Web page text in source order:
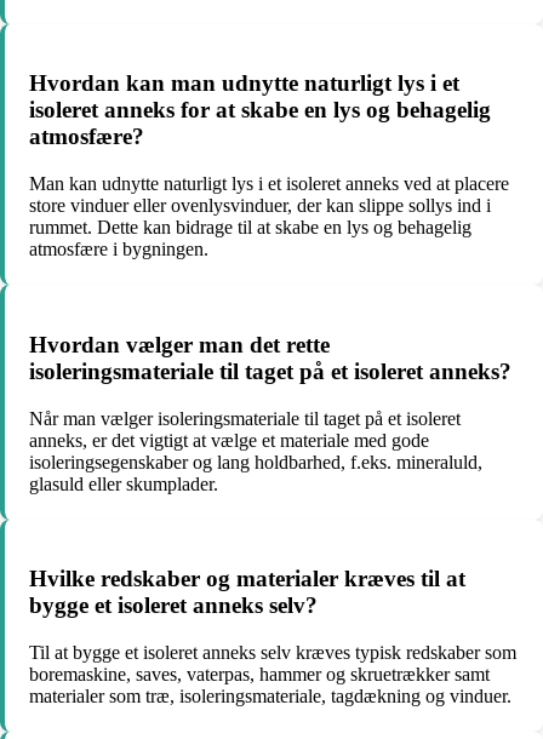
Hvordan kan man udnytte naturligt lys i et
isoleret anneks for at skabe en lys og behagelig
atmosfære?
Man kan udnytte naturligt lys i et isoleret anneks ved at placere
store vinduer eller ovenlysvinduer, der kan slippe sollys ind i
rummet. Dette kan bidrage til at skabe en lys og behagelig
atmosfære i bygningen.
Hvordan vælger man det rette
isoleringsmateriale til taget på et isoleret anneks?
Når man vælger isoleringsmateriale til taget på et isoleret
anneks, er det vigtigt at vælge et materiale med gode
isoleringsegenskaber og lang holdbarhed, f.eks. mineraluld,
glasuld eller skumplader.
Hvilke redskaber og materialer kræves til at
bygge et isoleret anneks selv?
Til at bygge et isoleret anneks selv kræves typisk redskaber som
boremaskine, saves, vaterpas, hammer og skruetrækker samt
materialer som træ, isoleringsmateriale, tagdækning og vinduer.